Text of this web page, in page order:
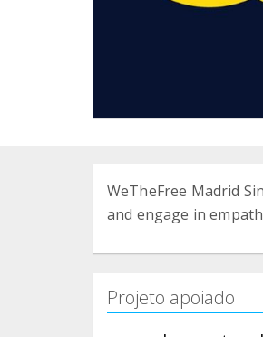
WeTheFree Madrid
and engage in
Projeto apoiado